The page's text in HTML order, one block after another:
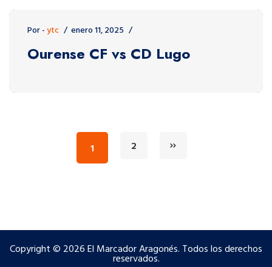
Por -ytc enero 11, 2025
Ourense CF vs CD Lugo
1 2
Copyright © 2026 El Marcador Aragonés. Todos los derechos
reservados.